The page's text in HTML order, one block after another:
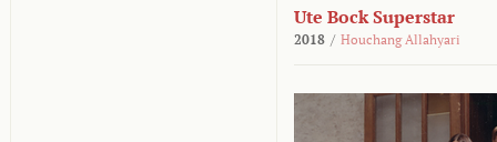
Ute Bock Superstar
2018 / Houchang Allahyari